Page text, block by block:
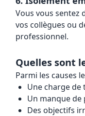
Vous vous sentez
vos collègues ou
professionnel.
Quelles sont
Parmi les causes
Une charge de
Un manque de
Des objectifs